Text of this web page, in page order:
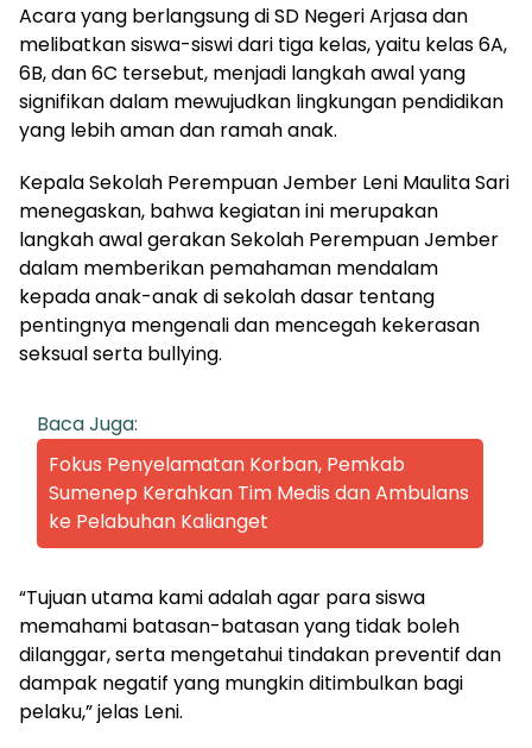
Acara yang berlangsung di SD Negeri Arjasa dan
melibatkan siswa-siswi dari tiga kelas, yaitu kelas 6A,
6B, dan 6C tersebut, menjadi langkah awal yang
signifikan dalam mewujudkan lingkungan pendidikan
yang lebih aman dan ramah anak.
Kepala Sekolah Perempuan Jember Leni Maulita Sari
menegaskan, bahwa kegiatan ini merupakan
langkah awal gerakan Sekolah Perempuan Jember
dalam memberikan pemahaman mendalam
kepada anak-anak di sekolah dasar tentang
pentingnya mengenali dan mencegah kekerasan
seksual serta bullying.
Baca Juga:
Fokus Penyelamatan Korban, Pemkab
Sumenep Kerahkan Tim Medis dan Ambulans
ke Pelabuhan Kalianget
“Tujuan utama kami adalah agar para siswa
memahami batasan-batasan yang tidak boleh
dilanggar, serta mengetahui tindakan preventif dan
dampak negatif yang mungkin ditimbulkan bagi
pelaku,” jelas Leni.